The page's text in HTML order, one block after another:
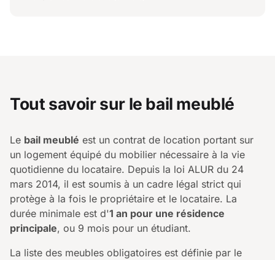
Tout savoir sur le bail meublé
Le bail meublé est un contrat de location portant sur
un logement équipé du mobilier nécessaire à la vie
quotidienne du locataire. Depuis la loi ALUR du 24
mars 2014, il est soumis à un cadre légal strict qui
protège à la fois le propriétaire et le locataire. La
durée minimale est d'1 an pour une résidence
principale, ou 9 mois pour un étudiant.
La liste des meubles obligatoires est définie par le